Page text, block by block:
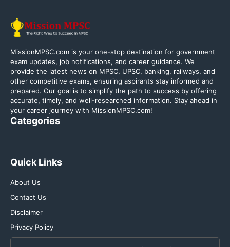
MissionMPSC.com is your one-stop destination for government
exam updates, job notifications, and career guidance. We
provide the latest news on MPSC, UPSC, banking, railways, and
other competitive exams, ensuring aspirants stay informed and
prepared. Our goal is to simplify the path to success by offering
accurate, timely, and well-researched information. Stay ahead in
your career journey with MissionMPSC.com!
Categories
Quick Links
About Us
Contact Us
Disclaimer
Privacy Policy